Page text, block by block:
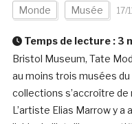
Monde Musée 17/
Temps de lecture : 3
Bristol Museum, Tate
au moins trois musées
collections s’accroître de
L’artiste Elias Marrow y